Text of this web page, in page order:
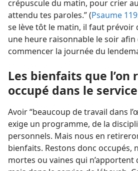
crépuscule du matin, pour crier au
attendu tes paroles.” (Psaume
se lève tôt le matin, il faut prévoir
une heure raisonnable le soir
commencer la journée du
Les bienfaits que l’on
occupé dans le
Avoir “beaucoup de travail dans
exige un programme, de la
personnels. Mais nous en
bienfaits. Restons donc occupés,
mortes ou vaines qui n’apportent